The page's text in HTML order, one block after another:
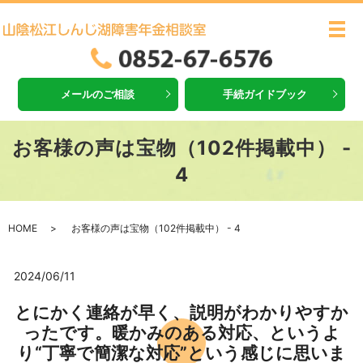
メールのご相談 手続ガイドブック
メ
お客様の声は宝物（102件掲載中） -
4
HOME お客様の声は宝物（102件掲載中） - 4
2024/06/11
とにかく連絡が早く、説明がわかりやすか
ったです。暖かみのある対応、というよ
り“丁寧で簡潔な対応”という感じに思いま